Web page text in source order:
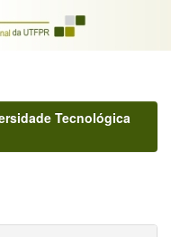
Tecnológica